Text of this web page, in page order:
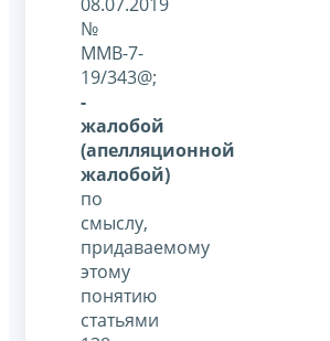
№
ММВ-7-
19/343@;
-
жалобой
(апелляционной
жалобой)
по
смыслу,
придаваемому
этому
понятию
статьями